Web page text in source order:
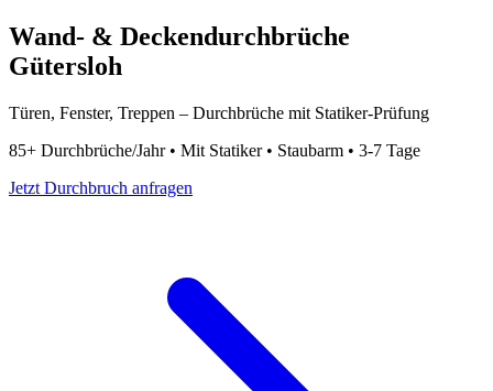
Wand- & Deckendurchbrüche
Gütersloh
Türen, Fenster, Treppen – Durchbrüche mit Statiker-Prüfung
85+ Durchbrüche/Jahr • Mit Statiker • Staubarm • 3-7 Tage
Jetzt Durchbruch anfragen